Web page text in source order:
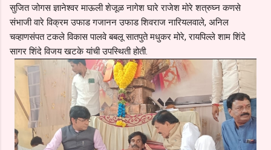
सुजित जोगस ज्ञानेश्वर माऊली शेजूळ नागेश घारे राजेश मोरे शत्रुघ्न कणसे
संभाजी वारे विक्रम उफाड गजानन उफाड शिवराज नारियलवाले, अनिल
चव्हाणसंपत टकले विकास पालवे बबलू सातपुते मधुकर मोरे, रायपिल्ले शाम शिंदे
सागर शिंदे विजय खटके यांची उपस्थिती होती.